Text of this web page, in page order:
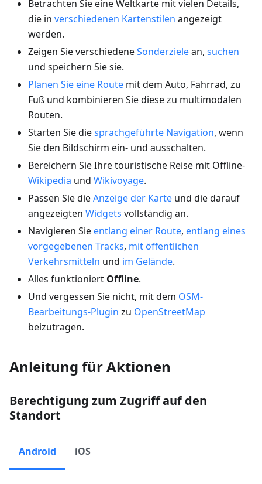
Betrachten Sie eine Weltkarte mit vielen Details,
die in verschiedenen Kartenstilen angezeigt
werden.
Zeigen Sie verschiedeneSonderzielean, suchen
und speichern Sie sie.
Planen Sie eine Route mit dem Auto, Fahrrad, zu
Fuß und kombinieren Sie diese zu multimodalen
Routen.
Starten Sie diesprachgeführte Navigation, wenn
Sie den Bildschirm ein- und ausschalten.
Bereichern Sie Ihre touristische Reise mit Offline-
Wikipedia und Wikivoyage.
Passen Sie dieAnzeige der Karte und die darauf
angezeigten Widgets vollständig an.
Navigieren Sie entlang einer Route, entlang eines
vorgegebenen Tracks, mit öffentlichen
Verkehrsmitteln und im Gelände.
Alles funktioniert Offline.
Und vergessen Sie nicht, mit dem OSM-
Bearbeitungs-Plugin zu OpenStreetMap
beizutragen.
Anleitung für Aktionen
Berechtigung zum Zugriff auf den
Standort
Android iOS